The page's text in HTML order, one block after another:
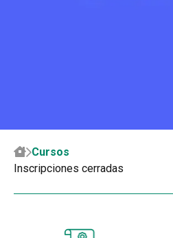
Cursos
Inscripciones cerradas